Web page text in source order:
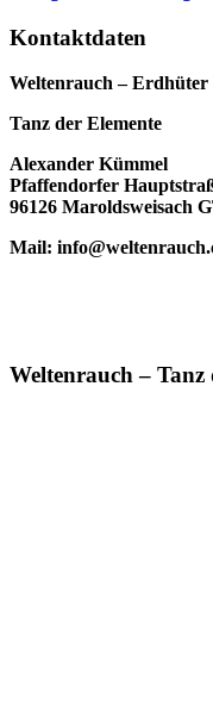
Kontaktdaten
Weltenrauch –
Tanz der Elemente
Alexander Kümmel
Pfaffendorfer
96126 Maroldsweisach
Mail:
Weltenrauch – Tanz